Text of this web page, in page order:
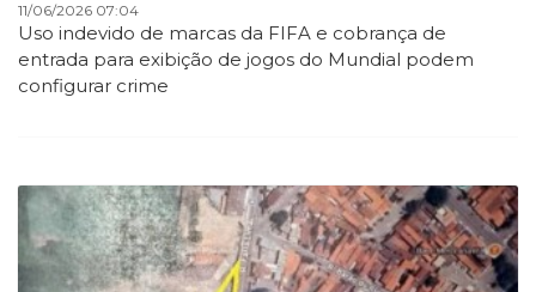
11/06/2026 07:04
Uso indevido de marcas da FIFA e cobrança de
entrada para exibição de jogos do Mundial podem
configurar crime